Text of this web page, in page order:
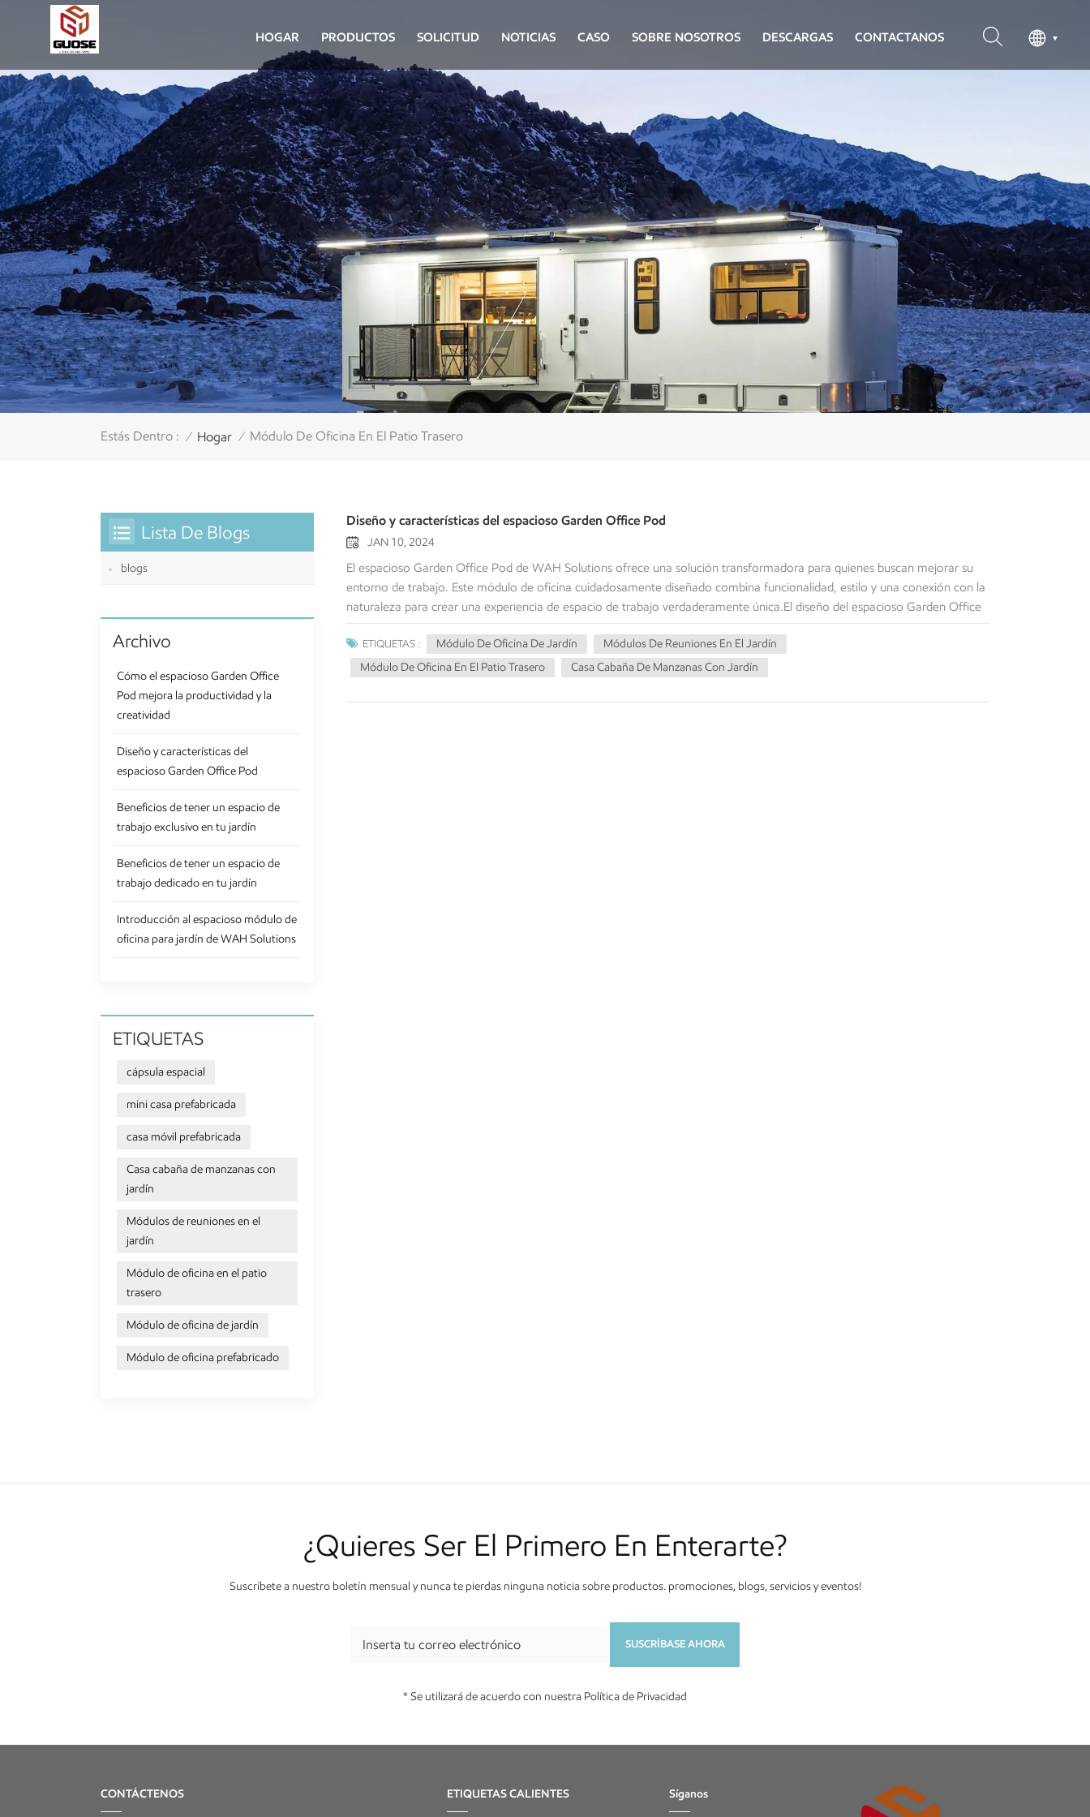
HOGAR PRODUCTOS SOLICITUD NOTICIAS CASO SOBRE NOSOTROS DESCARGAS CONTACTANOS
Estás Dentro : / Hogar / Módulo De Oficina En El Patio Trasero
Diseño y características del espacioso Garden Office Pod
JAN 10, 2024
El espacioso Garden Office Pod de WAH Solutions ofrece una solución transformadora para quienes buscan mejorar su
entorno de trabajo. Este módulo de oficina cuidadosamente diseñado combina funcionalidad, estilo y una conexión con la
naturaleza para crear una experiencia de espacio de trabajo verdaderamente única.El diseño del espacioso Garden Office
Pod es elegante y moderno, con líneas limpias y una estética contemporánea. Su estructura compacta pero espaciosa
proporciona un amplio espacio para una configuración de trabajo cómoda y productiva. Ya sea que necesite un espacio
tranquilo para el trabajo individual concentrado o un área colaborativa para reuniones de equipo, este módulo de oficina
énfasis en la luz y la ventilación naturales. Los grandes ventanales permiten que abundante luz solar inunde el interior,
ETIQUETAS : Módulo De Oficina De Jardín
Módulos De Reuniones En El Jardín
Módulo De Oficina En El Patio Trasero
Casa Cabaña De Manzanas Con Jardín
Lista De Blogs
blogs
Archivo
Cómo el espacioso Garden Office
Pod mejora la productividad y la
creatividad
Diseño y características del
espacioso Garden Office Pod
Beneficios de tener un espacio de
trabajo exclusivo en tu jardín
Beneficios de tener un espacio de
trabajo dedicado en tu jardín
Introducción al espacioso módulo de
oficina para jardín de WAH Solutions
ETIQUETAS
cápsula espacial
mini casa prefabricada
casa móvil prefabricada
Casa cabaña de manzanas con
jardín
Módulos de reuniones en el
jardín
Módulo de oficina en el patio
trasero
Módulo de oficina de jardín
Módulo de oficina prefabricado
¿Quieres Ser El Primero En Enterarte?
Suscríbete a nuestro boletín mensual y nunca te pierdas ninguna noticia sobre productos. promociones, blogs, servicios y eventos!
SUSCRÍBASE AHORA
* Se utilizará de acuerdo con nuestra Política de Privacidad
CONTÁCTENOS ETIQUETAS CALIENTES Síganos